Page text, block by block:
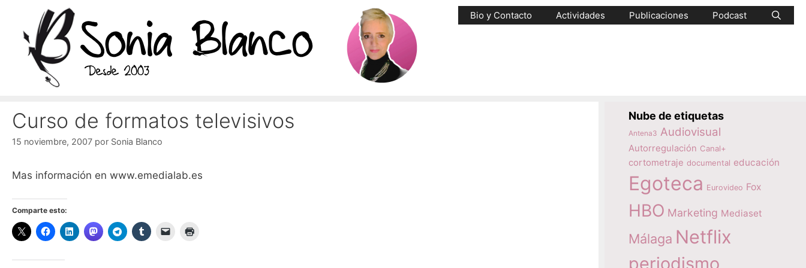
contenido
Bio y Contacto Actividades Publicaciones Podcast
Curso de formatos televisivos
15 noviembre, 2007 por Sonia Blanco
Mas información en www.emedialab.es
Comparte esto:
Nube de etiquetas
Antena3 Audiovisual
Autorregulación Canal+
cortometraje documental educación
Egoteca Eurovideo Fox
HBO Marketing Mediaset
Málaga Netflix
periodismo